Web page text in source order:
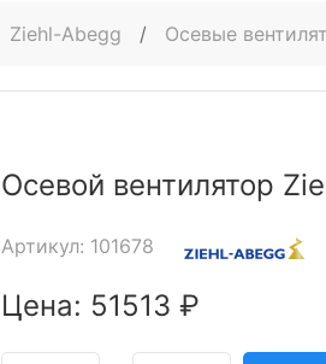
Ziehl-Abegg / Осевые
Осевой вентилятор
Артикул: 101678
Цена: 51513 ₽